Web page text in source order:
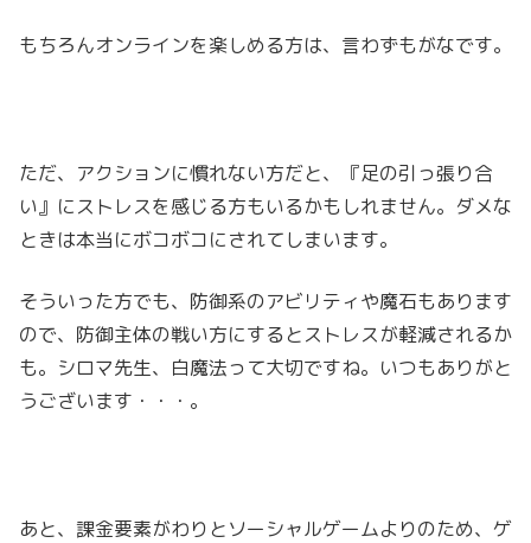
もちろんオンラインを楽しめる方は、言わずもがなです。
ただ、アクションに慣れない方だと、『足の引っ張り合
い』にストレスを感じる方もいるかもしれません。ダメな
ときは本当にボコボコにされてしまいます。
そういった方でも、防御系のアビリティや魔石もあります
ので、防御主体の戦い方にするとストレスが軽減されるか
も。シロマ先生、白魔法って大切ですね。いつもありがと
うございます・・・。
あと、課金要素がわりとソーシャルゲームよりのため、ゲ